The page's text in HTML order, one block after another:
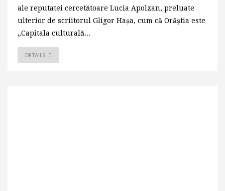
ale reputatei cercetătoare Lucia Apolzan, preluate
ulterior de scriitorul Gligor Hașa, cum că Orăștia este
„Capitala culturală...
DETAILS